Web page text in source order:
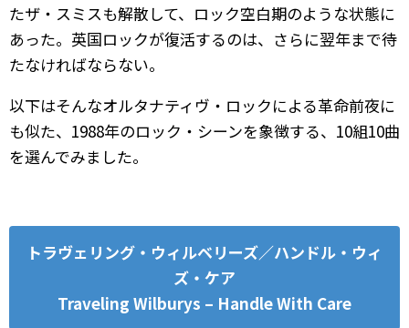
たザ・スミスも解散して、ロック空白期のような状態に
あった。英国ロックが復活するのは、さらに翌年まで待
たなければならない。
以下はそんなオルタナティヴ・ロックによる革命前夜に
も似た、1988年のロック・シーンを象徴する、10組10曲
を選んでみました。
トラヴェリング・ウィルベリーズ／ハンドル・ウィ
ズ・ケア
Traveling Wilburys – Handle With Care